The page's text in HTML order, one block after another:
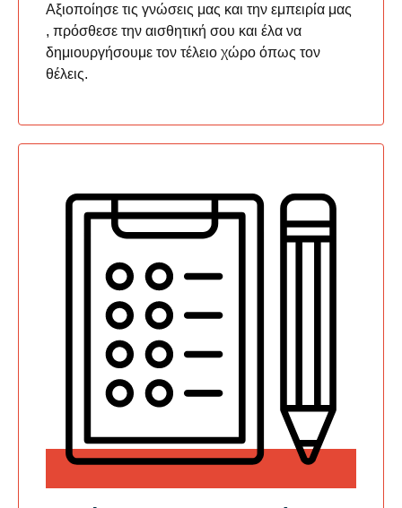
Αξιοποίησε τις γνώσεις μας και την εμπειρία μας
, πρόσθεσε την αισθητική σου και έλα να
δημιουργήσουμε τον τέλειο χώρο όπως τον
θέλεις.